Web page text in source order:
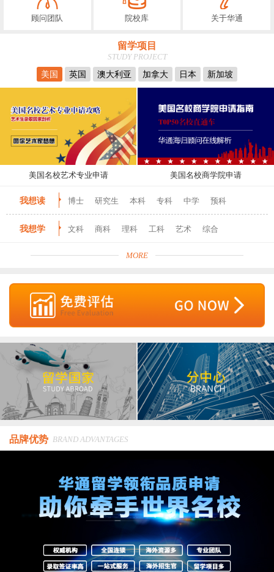
顾问团队 院校库 关于华通
留学项目
STUDY PROJECT
美国
英国 澳大利亚 加拿大 日本 新加坡
美国名校艺术专业申请 美国名校商学院申请
我想读 博士 研究生 本科 专科 中学 预科
我想学 文科 商科 理科 工科 艺术 综合
MORE
品牌优势 BRAND ADVANTAGES